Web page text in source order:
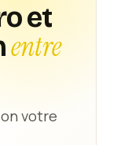
et
entre
votre